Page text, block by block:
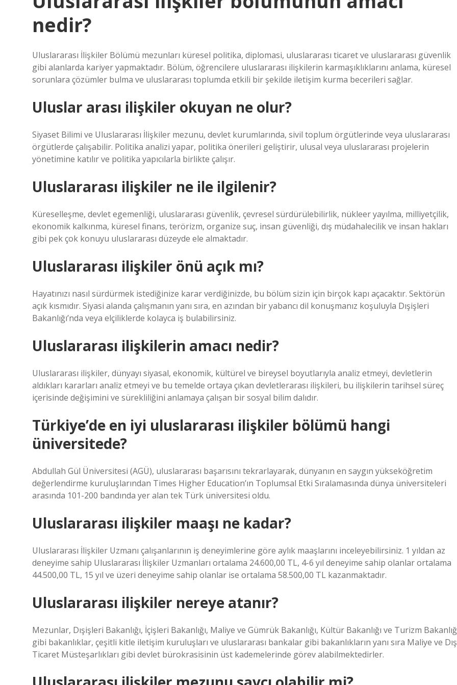
nedir?
Uluslararası İlişkiler Bölümü mezunları küresel politika, diplomasi, uluslararası ticaret ve uluslararası güvenlik
gibi alanlarda kariyer yapmaktadır. Bölüm, öğrencilere uluslararası ilişkilerin karmaşıklıklarını anlama, küresel
sorunlara çözümler bulma ve uluslararası toplumda etkili bir şekilde iletişim kurma becerileri sağlar.
Uluslar arası ilişkiler okuyan ne olur?
Siyaset Bilimi ve Uluslararası İlişkiler mezunu, devlet kurumlarında, sivil toplum örgütlerinde veya uluslararası
örgütlerde çalışabilir. Politika analizi yapar, politika önerileri geliştirir, ulusal veya uluslararası projelerin
yönetimine katılır ve politika yapıcılarla birlikte çalışır.
Uluslararası ilişkiler ne ile ilgilenir?
Küreselleşme, devlet egemenliği, uluslararası güvenlik, çevresel sürdürülebilirlik, nükleer yayılma, milliyetçilik,
ekonomik kalkınma, küresel finans, terörizm, organize suç, insan güvenliği, dış müdahalecilik ve insan hakları
gibi pek çok konuyu uluslararası düzeyde ele almaktadır.
Uluslararası ilişkiler önü açık mı?
Hayatınızı nasıl sürdürmek istediğinize karar verdiğinizde, bu bölüm sizin için birçok kapı açacaktır. Sektörün
açık kısmıdır. Siyasi alanda çalışmanın yanı sıra, en azından bir yabancı dil konuşmanız koşuluyla Dışişleri
Bakanlığı’nda veya elçiliklerde kolayca iş bulabilirsiniz.
Uluslararası ilişkilerin amacı nedir?
Uluslararası ilişkiler, dünyayı siyasal, ekonomik, kültürel ve bireysel boyutlarıyla analiz etmeyi, devletlerin
aldıkları kararları analiz etmeyi ve bu temelde ortaya çıkan devletlerarası ilişkileri, bu ilişkilerin tarihsel süreç
içerisinde değişimini ve sürekliliğini anlamaya çalışan bir sosyal bilim dalıdır.
Türkiye’de en iyi uluslararası ilişkiler bölümü hangi
üniversitede?
Abdullah Gül Üniversitesi (AGÜ), uluslararası başarısını tekrarlayarak, dünyanın en saygın yükseköğretim
değerlendirme kuruluşlarından Times Higher Education’ın Toplumsal Etki Sıralamasında dünya üniversiteleri
arasında 101-200 bandında yer alan tek Türk üniversitesi oldu.
Uluslararası ilişkiler maaşı ne kadar?
Uluslararası İlişkiler Uzmanı çalışanlarının iş deneyimlerine göre aylık maaşlarını inceleyebilirsiniz. 1 yıldan az
deneyime sahip Uluslararası İlişkiler Uzmanları ortalama 24.600,00 TL, 4-6 yıl deneyime sahip olanlar ortalama
44.500,00 TL, 15 yıl ve üzeri deneyime sahip olanlar ise ortalama 58.500,00 TL kazanmaktadır.
Uluslararası ilişkiler nereye atanır?
Mezunlar, Dışişleri Bakanlığı, İçişleri Bakanlığı, Maliye ve Gümrük Bakanlığı, Kültür Bakanlığı ve Turizm
gibi bakanlıklar, çeşitli kitle iletişim kuruluşları ve uluslararası bankalar gibi bakanlıkların yanı sıra Maliye ve Dış
Ticaret Müsteşarlıkları gibi devlet bürokrasisinin üst kademelerinde görev alabilmektedirler.